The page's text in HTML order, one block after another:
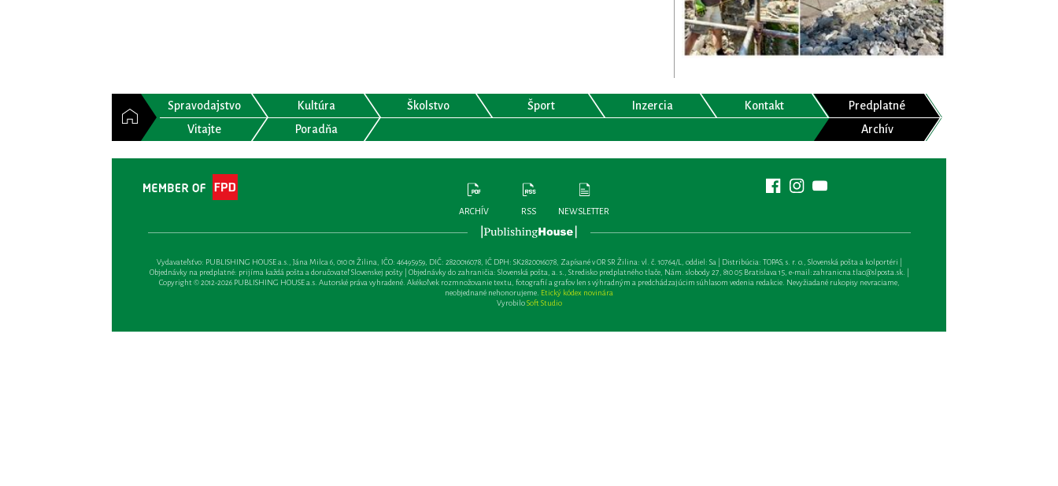
Spravodajstvo Kultúra Školstvo Šport Inzercia Kontakt
Predplatné
Vitajte
Poradňa Archív
ARCHÍV RSS NEWSLETTER
Vydavateľsťvo: PUBLISHING HOUSE a.s., Jána Milca 6, 010 01 Žilina, IČO: 46495959, DIČ: 2820016078, IČ DPH: SK2820016078, Zapísané v OR SR Žilina: vl. č. 10764/L, oddiel: Sa | Distribúcia: TOPAS, s. r. o., Slovenská pošta a kolportéri |
Objednávky na predplatné: prijíma každá pošta a doručovateľ Slovenskej pošty | Objednávky do zahraničia: Slovenská pošta, a. s., Stredisko predplatného tlače, Nám. slobody 27, 810 05 Bratislava 15, e-mail:zahranicna.tlac@slposta.sk. |
Copyright © 2012-2026 PUBLISHING HOUSE a.s. Autorské práva vyhradené. Akékoľvek rozmnožovanie textu, fotografií a grafov len s výhradným a predchádzajúcim súhlasom vedenia redakcie. Nevyžiadané rukopisy nevraciame,
neobjednané nehonorujeme. Etický kódex novinára
VyrobiloSoft Studio